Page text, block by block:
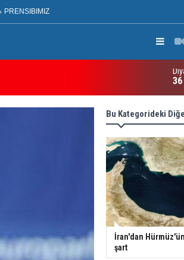
PRENSIBIMIZ
Haci Mahmud: Başkan Barzani,36
Bu Kategorideki
İran'dan
şart